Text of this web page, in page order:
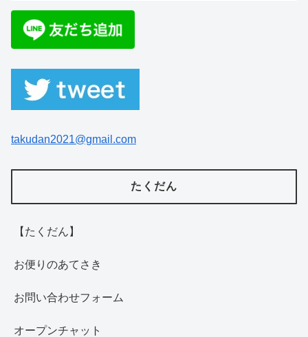
takudan2021@gmail.com
たくだん
【たくだん】
お便りのあてさき
お問い合わせフォーム
オープンチャット